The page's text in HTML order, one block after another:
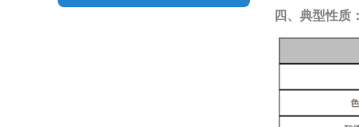
四、典型性质